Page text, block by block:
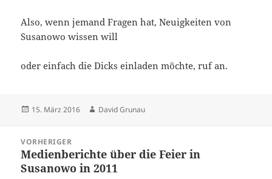
Also, wenn jemand Fragen hat, Neuigkeiten von
Susanowo wissen will
oder einfach die Dicks einladen möchte, ruf an.
Veröffentlicht
15. März 2016 Autor
David Grunau
VORHERIGER
Vorheriger
Beitrag:
Medienberichte über die Feier in
Susanowo in 2011